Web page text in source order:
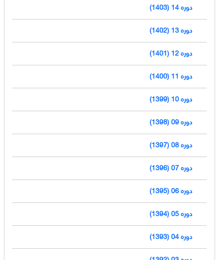
دوره 14 (1403)
دوره 13 (1402)
دوره 12 (1401)
دوره 11 (1400)
دوره 10 (1399)
دوره 09 (1398)
دوره 08 (1397)
دوره 07 (1396)
دوره 06 (1395)
دوره 05 (1394)
دوره 04 (1393)